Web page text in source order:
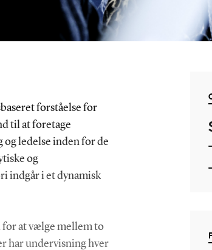
forståelse for
til at foretage
og ledelse inden for de
og
indgår i et dynamisk
for at vælge mellem to
har undervisning hver